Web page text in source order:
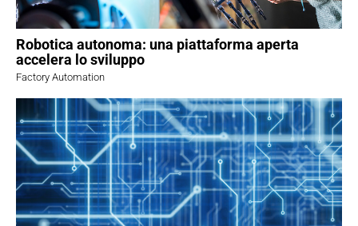
Robotica autonoma: una piattaforma aperta
accelera lo sviluppo
Factory Automation